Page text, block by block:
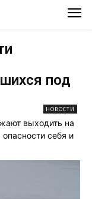
под
НОВОСТИ
выходить на
себя и